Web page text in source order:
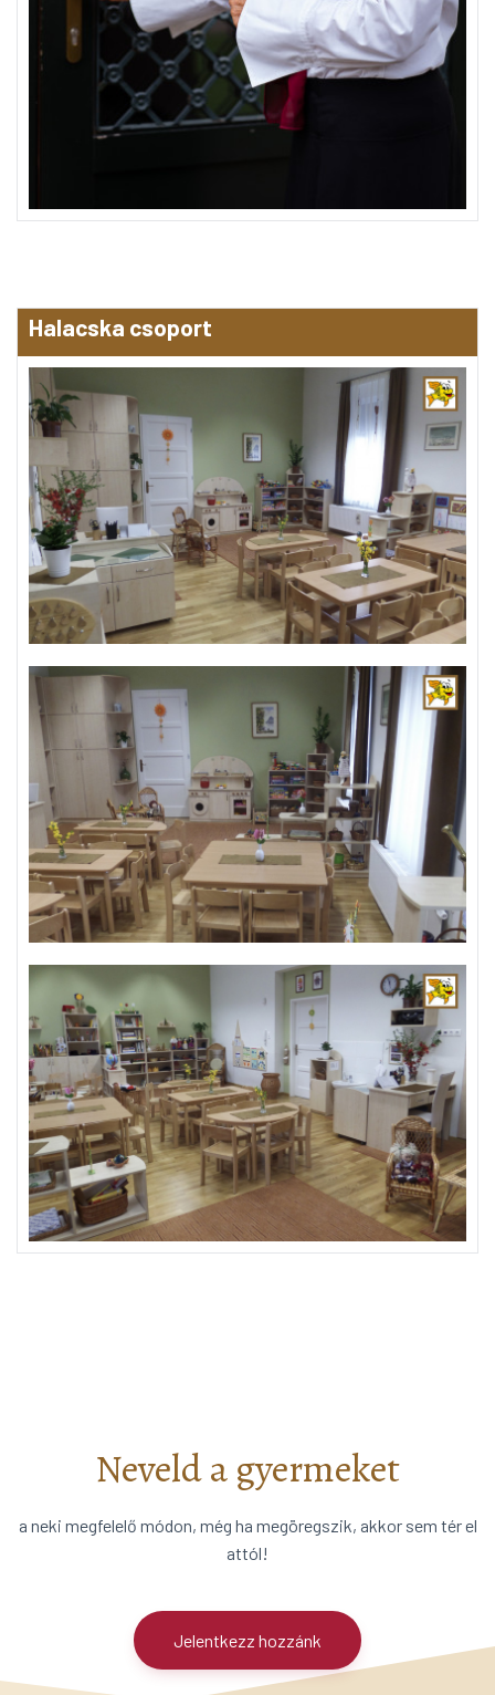
Halacska csoport
Neveld a gyermeket
a neki megfelelő módon, még ha megöregszik, akkor sem tér el
attól!
Jelentkezz hozzánk